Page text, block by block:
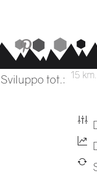
LinkedIn Pinterest
Sviluppo tot.: 15 km.